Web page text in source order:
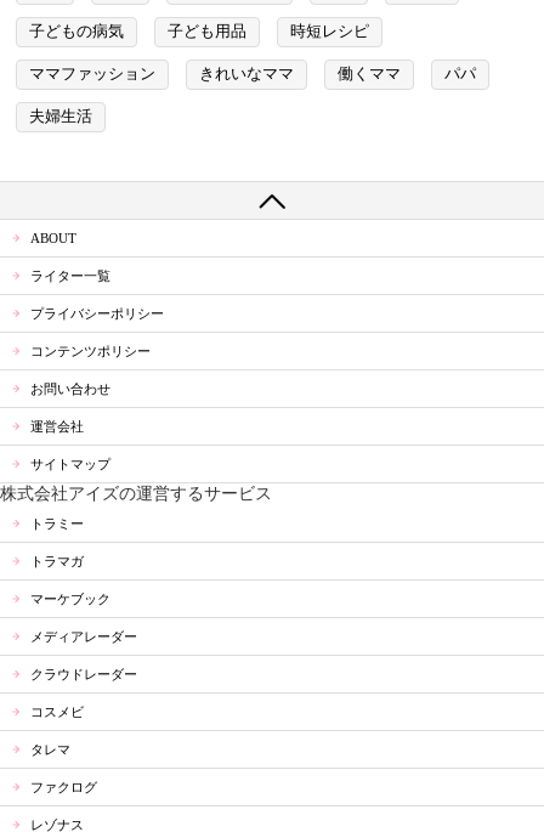
子どもの病気 子ども用品 時短レシピ
ママファッション きれいなママ 働くママ パパ
夫婦生活
ABOUT
ライター一覧
プライバシーポリシー
コンテンツポリシー
お問い合わせ
運営会社
サイトマップ
株式会社アイズの運営するサービス
トラミー
トラマガ
マーケブック
メディアレーダー
クラウドレーダー
コスメビ
タレマ
ファクログ
レゾナス